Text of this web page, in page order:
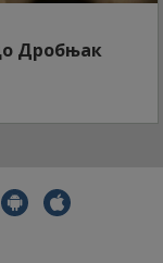
Дробњак